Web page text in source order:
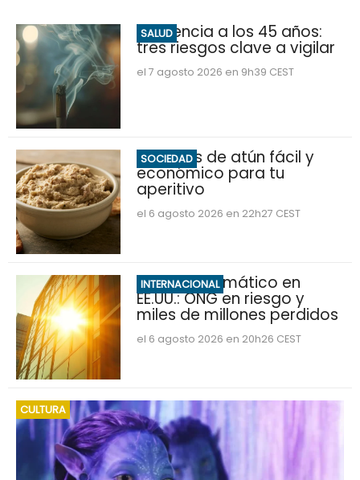
SALUD
Demencia a los 45 años:
tres riesgos clave a vigilar
el 7 agosto 2026 en 9h39 CEST
SOCIEDAD
Hummus de atún fácil y
económico para tu
aperitivo
el 6 agosto 2026 en 22h27 CEST
INTERNACIONAL
Impacto climático en
EE.UU.: ONG en riesgo y
miles de millones perdidos
el 6 agosto 2026 en 20h26 CEST
CULTURA